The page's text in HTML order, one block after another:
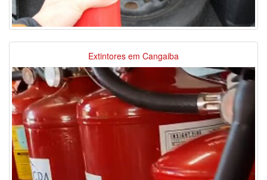
Extintores em Cangaiba